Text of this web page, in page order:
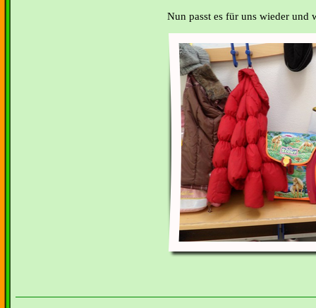
Nun passt es für uns wieder und